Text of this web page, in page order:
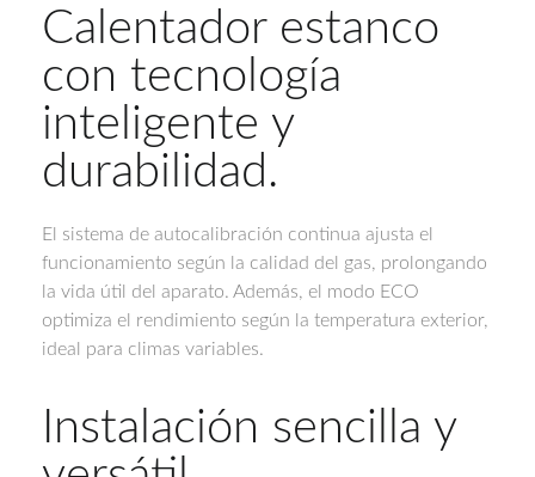
Calentador estanco
con tecnología
inteligente y
durabilidad.
El sistema de autocalibración continua ajusta el
funcionamiento según la calidad del gas, prolongando
la vida útil del aparato. Además, el modo ECO
optimiza el rendimiento según la temperatura exterior,
ideal para climas variables.
Instalación sencilla y